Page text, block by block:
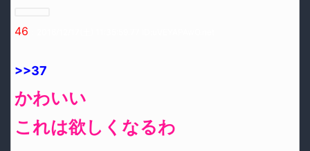
46
>>37
かわいい
これは欲しくなるわ